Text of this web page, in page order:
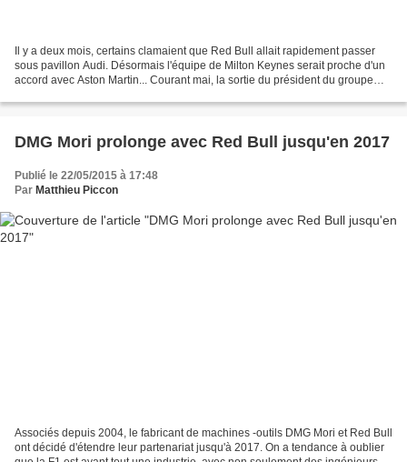
Il y a deux mois, certains clamaient que Red Bull allait rapidement passer
sous pavillon Audi. Désormais l'équipe de Milton Keynes serait proche d'un
accord avec Aston Martin... Courant mai, la sortie du président du groupe
DMG Mori prolonge avec Red Bull jusqu'en 2017
Publié le 22/05/2015 à 17:48
Par Matthieu Piccon
Associés depuis 2004, le fabricant de machines -outils DMG Mori et Red Bull
ont décidé d'étendre leur partenariat jusqu'à 2017. On a tendance à oublier